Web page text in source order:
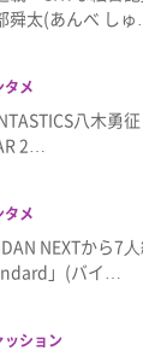
舜太(あんべ し
タメ
八木勇
2…
タメ
NEXTから7
」(バイ…
ッション